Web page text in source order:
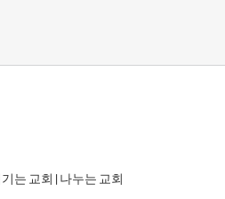
는 교회 | 나누는 교회